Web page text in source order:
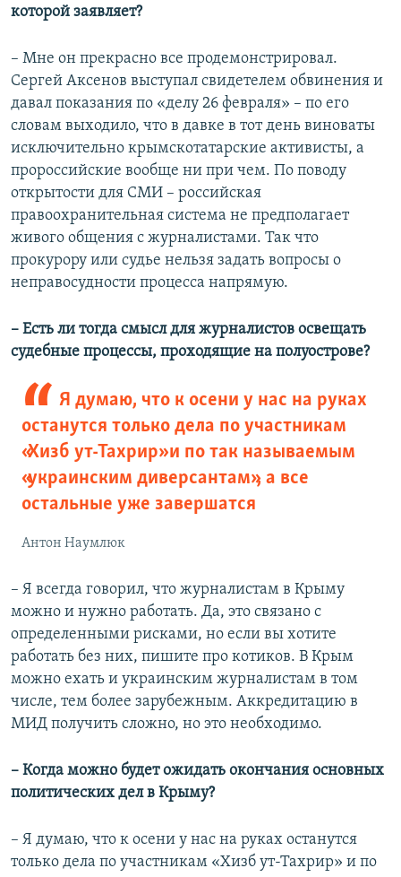
которой заявляет?
​– Мне он прекрасно все продемонстрировал.
Сергей Аксенов выступал свидетелем обвинения и
давал показания по «делу 26 февраля» – по его
словам выходило, что в давке в тот день виноваты
исключительно крымскотатарские активисты, а
пророссийские вообще ни при чем. По поводу
открытости для СМИ – российская
правоохранительная система не предполагает
живого общения с журналистами. Так что
прокурору или судье нельзя задать вопросы о
неправосудности процесса напрямую.
​– Есть ли тогда смысл для журналистов освещать
судебные процессы, проходящие на полуострове?
Я думаю, что к осени у нас на руках
останутся только дела по участникам
«Хизб ут-Тахрир» и по так называемым
«украинским диверсантам», а все
остальные уже завершатся
Антон Наумлюк
– Я всегда говорил, что журналистам в Крыму
можно и нужно работать. Да, это связано с
определенными рисками, но если вы хотите
работать без них, пишите про котиков. В Крым
можно ехать и украинским журналистам в том
числе, тем более зарубежным. Аккредитацию в
МИД получить сложно, но это необходимо.
– Когда можно будет ожидать окончания основных
политических дел в Крыму?
– Я думаю, что к осени у нас на руках останутся
только дела по участникам «Хизб ут-Тахрир» и по